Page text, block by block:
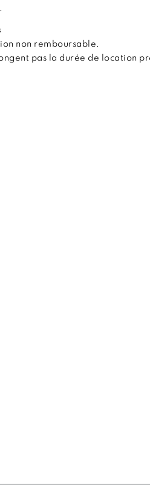
non remboursable.
pas la durée de location